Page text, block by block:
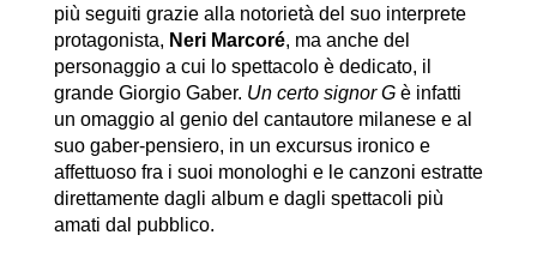
più seguiti grazie alla notorietà del suo interprete
protagonista, Neri Marcoré, ma anche del
personaggio a cui lo spettacolo è dedicato, il
grande Giorgio Gaber. Un certo signor Gè infatti
un omaggio al genio del cantautore milanese e al
suo gaber-pensiero, in un excursus ironico e
affettuoso fra i suoi monologhi e le canzoni estratte
direttamente dagli album e dagli spettacoli più
amati dal pubblico.